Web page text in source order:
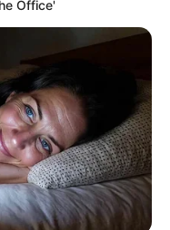
Office'